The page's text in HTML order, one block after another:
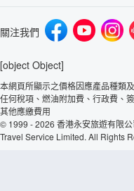
關注我們
[object Object]
本網頁所顯示之價格因應產品種類
任何稅項、燃油附加費、行政費、
其他應繳費用
© 1999 - 2026 香港永安旅遊有限
Travel Service Limited. All Rights